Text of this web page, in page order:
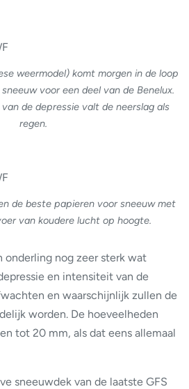
weermodel) komt morgen in de loop
voor een deel van de Benelux.
de depressie valt de neerslag als
regen.
de beste papieren voor sneeuw met
van koudere lucht op hoogte.
onderling nog zeer sterk wat
en intensiteit van de
en waarschijnlijk zullen de
worden. De hoeveelheden
tot 20 mm, als dat eens allemaal
sneeuwdek van de laatste GFS